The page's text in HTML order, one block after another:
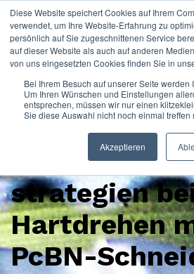
Diese Website speichert Cookies auf Ihrem
verwendet, um Ihre Website-Erfahrung zu
persönlich auf Sie zugeschnittenen Service
auf dieser Website als auch auf anderen
von uns eingesetzten Cookies finden Sie in
Bei Ihrem Besuch auf unserer Seite werden
Um Ihren Wünschen und Einstellungen
entsprechen, müssen wir nur einen
Sie diese Auswahl nicht noch einmal treffen
Akzeptieren
Infopaper zum Thema
Neue
strategien
Hartdrehen
PcBN-